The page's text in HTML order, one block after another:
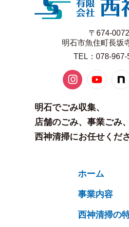
〒674-0072
明石市魚住町長坂
TEL：078-967-
明石でごみ収集、
店舗のごみ、事業ごみ
西神清掃にお任せくだ
ホーム
事業内容
西神清掃の